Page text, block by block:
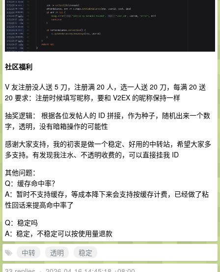
社区福利
V 友注册没人送 5 刀，注册满 20 人，选一人送 20 刀，每满 20 送
20 要求：注册时候填写昵称，要和 V2EX 的昵称保持一样
抽奖逻辑： 根据各位发帖人的 ID 拼接，作为种子，随机出来一个数
字，透明，没有暗箱操作的可能性
感谢大家支持，我的初衷是做一个稳定、好用的中转站，希望大家多
多支持。有发现我注水、不透明收费的，可以直接挂我 ID
其他问题：
Q：缓存命中率？
A：暂时不支持缓存，等成本降下来会支持按缓存计费，已经做了粘
性回话来提高命中率了
Q：稳定吗
A：稳定，不稳定可以按使用量退款
中转
透明
稳定